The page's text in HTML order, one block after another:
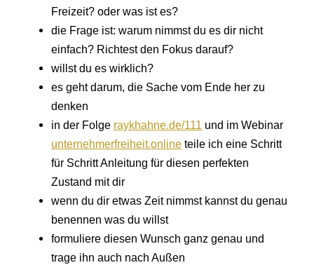
Freizeit? oder was ist es?
die Frage ist: warum nimmst du es dir nicht
einfach? Richtest den Fokus darauf?
willst du es wirklich?
es geht darum, die Sache vom Ende her zu
denken
in der Folge raykhahne.de/111 und im Webinar
unternehmerfreiheit.online teile ich eine Schritt
für Schritt Anleitung für diesen perfekten
Zustand mit dir
wenn du dir etwas Zeit nimmst kannst du genau
benennen was du willst
formuliere diesen Wunsch ganz genau und
trage ihn auch nach Außen